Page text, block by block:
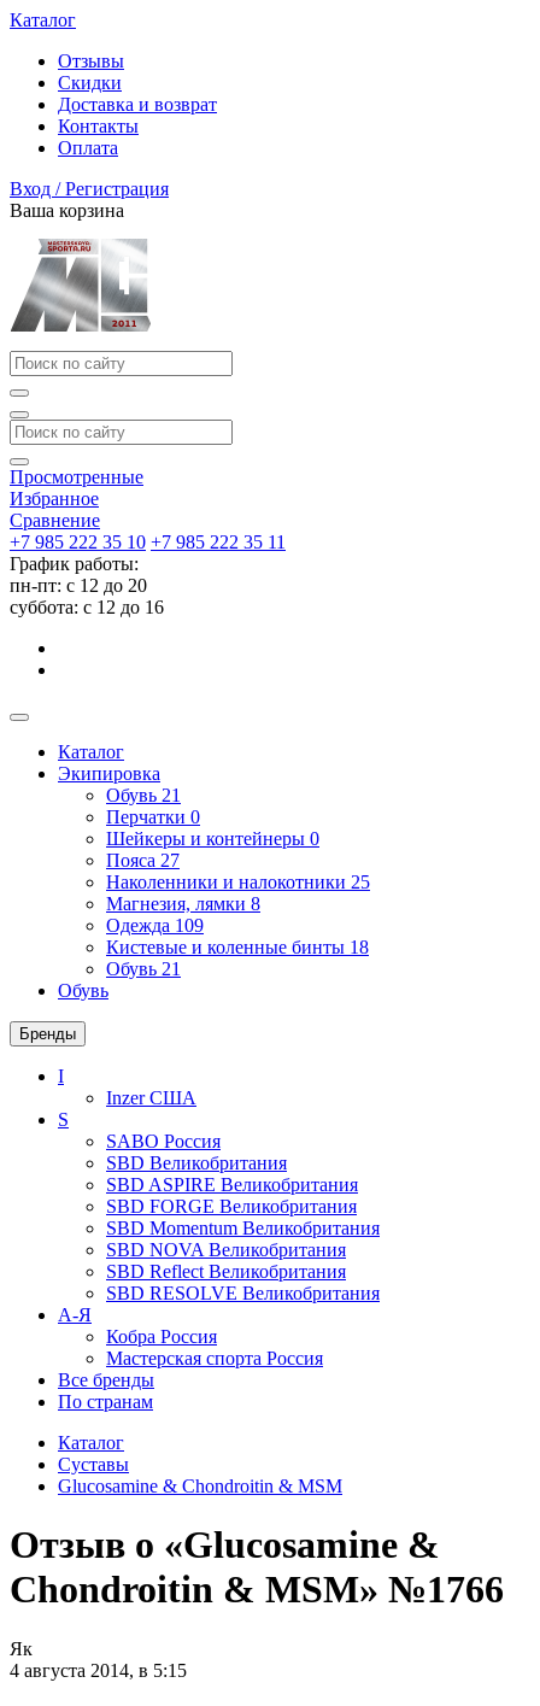
Каталог
Отзывы
Скидки
Доставка и возврат
Контакты
Оплата
Вход / Регистрация
Ваша корзина
Просмотренные
Избранное
Сравнение
+7 985 222 35 10 +7 985 222 35 11
График работы:
пн-пт: с 12 до 20
суббота: c 12 до 16
Каталог
Экипировка
Обувь 21
Перчатки 0
Шейкеры и контейнеры 0
Пояса 27
Наколенники и налокотники 25
Магнезия, лямки 8
Одежда 109
Кистевые и коленные бинты 18
Обувь 21
Обувь
Бренды
I
InzerСША
S
SABO Россия
SBD Великобритания
SBD ASPIRE Великобритания
SBD FORGE Великобритания
SBD Momentum Великобритания
SBD NOVA Великобритания
SBD Reflect Великобритания
SBD RESOLVE Великобритания
А-Я
Кобра Россия
Мастерская спорта Россия
Все бренды
По странам
Каталог
Суставы
Glucosamine & Chondroitin & MSM
Отзыв о «Glucosamine &
Chondroitin & MSM» №1766
Як
4 августа 2014, в 5:15